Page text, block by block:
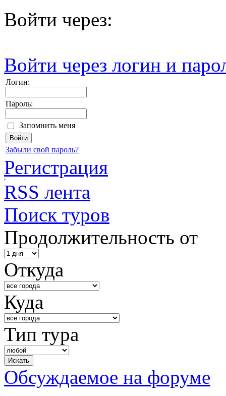
Войти через:
Войти через логин и
Логин:
Пароль:
Запомнить меня
Забыли свой пароль?
Регистрация
RSS лента
Поиск туров
Продолжительность от
Откуда
Куда
Тип тура
Обсуждаемое на форуме